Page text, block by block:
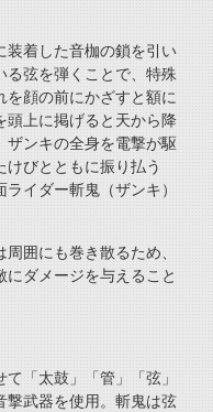
装着した音枷の鎖を引い
る弦を弾くことで、特殊
を顔の前にかざすと額に
頭上に掲げると天から降
ザンキの全身を電撃が駆
けびとともに振り払う
イダー斬鬼（ザンキ）
囲にも巻き散るため、
にダメージを与えること
「太鼓」「管」「弦」
撃武器を使用。斬鬼は弦